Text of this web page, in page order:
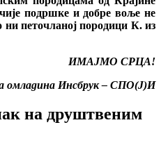
подршке и добре воље не
петочланој породици К. из
ИМАЈМО СРЦА!
омладина Инсбрук – СПО(Ј)И
на друштвеним